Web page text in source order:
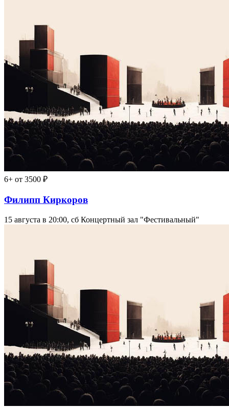
6+ от 3500 ₽
Филипп Киркоров
15 августа в 20:00, сб Концертный зал "Фестивальный"